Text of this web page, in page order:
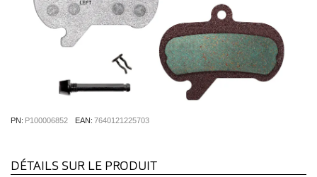
PN: P100006852 EAN: 7640121225703
DÉTAILS SUR LE PRODUIT